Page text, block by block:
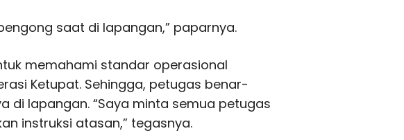
saat di lapangan,” paparnya.
memahami standar operasional
Ketupat. Sehingga, petugas benar-
di lapangan. “Saya minta semua petugas
instruksi atasan,” tegasnya.